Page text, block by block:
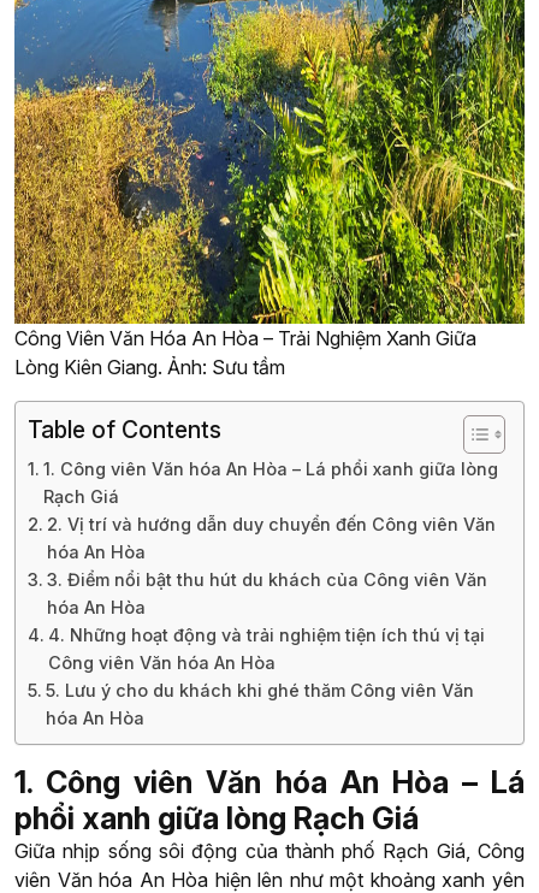
Công Viên Văn Hóa An Hòa – Trải Nghiệm Xanh Giữa
Lòng Kiên Giang. Ảnh: Sưu tầm
Table of Contents
1. Công viên Văn hóa An Hòa – Lá phổi xanh giữa lòng
Rạch Giá
2. Vị trí và hướng dẫn duy chuyển đến Công viên Văn
hóa An Hòa
3. Điểm nổi bật thu hút du khách của Công viên Văn
hóa An Hòa
4. Những hoạt động và trải nghiệm tiện ích thú vị tại
Công viên Văn hóa An Hòa
5. Lưu ý cho du khách khi ghé thăm Công viên Văn
hóa An Hòa
1. Công viên Văn hóa An Hòa – Lá
phổi xanh giữa lòng Rạch Giá
Giữa nhịp sống sôi động của thành phố Rạch Giá, Công
viên Văn hóa An Hòa hiện lên như một khoảng xanh yên